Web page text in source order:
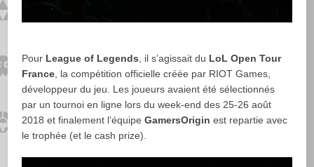
Pour League of Legends , il s’agissait du LoL Open Tour
France , la compétition officielle créée par RIOT Games,
développeur du jeu. Les joueurs avaient été sélectionnés
par un tournoi en ligne lors du week-end des 25-26 août
2018 et finalement l’équipeGamersOrigin est repartie avec
le trophée (et le cash prize).